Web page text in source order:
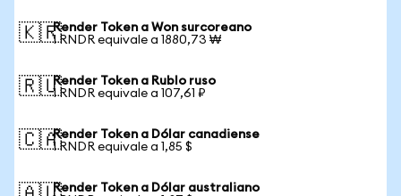
🇰🇷Render Token a Won surcoreano
1 RNDR equivale a 1880,73 ₩
🇷🇺Render Token a Rublo ruso
1 RNDR equivale a 107,61 ₽
🇨🇦Render Token a Dólar canadiense
1 RNDR equivale a 1,85 $
Render Token a Dólar australiano